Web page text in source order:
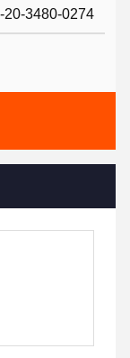
20-3480-0274